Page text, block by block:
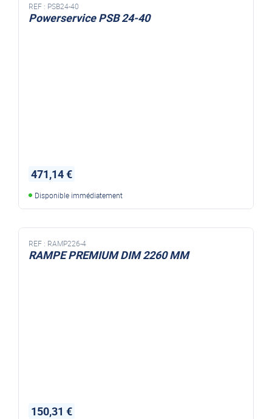
REF : PSB24-40
Powerservice PSB 24-40
471,14 €
Disponible immédiatement
REF : RAMP226-4
RAMPE PREMIUM DIM 2260 MM
150,31 €